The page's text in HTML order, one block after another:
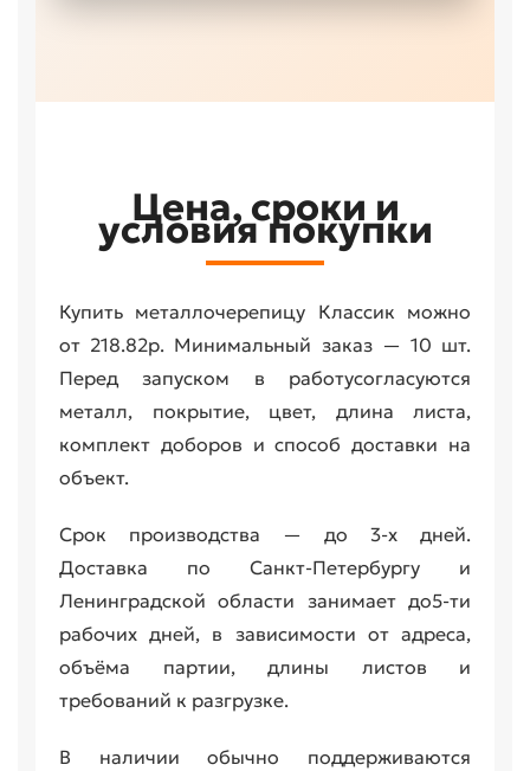
Цена, сроки и
условия покупки
Купить металлочерепицу Классик можно
от 218.82р. Минимальный заказ — 10 шт.
Перед запуском в работусогласуются
металл, покрытие, цвет, длина листа,
комплект доборов и способ доставки на
объект.
Срок производства — до 3-х дней.
Доставка по Санкт-Петербургу и
Ленинградской области занимает до5-ти
рабочих дней, в зависимости от адреса,
объёма партии, длины листов и
требований к разгрузке.
В наличии обычно поддерживаются